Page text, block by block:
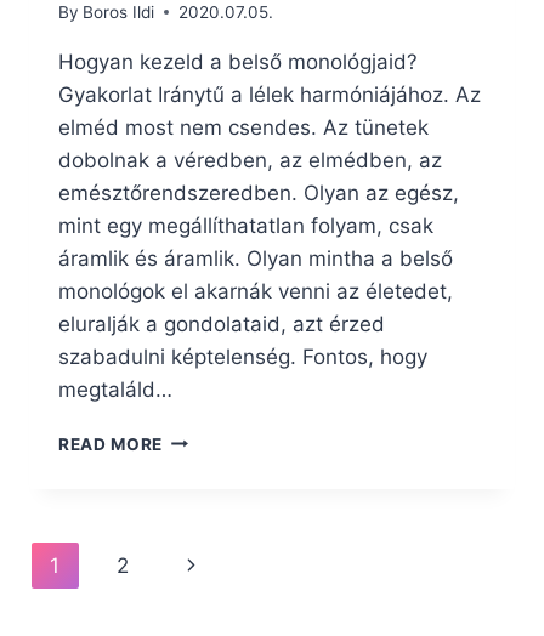
By Boros Ildi 2020.07.05.
Hogyan kezeld a belső monológjaid?
Gyakorlat Iránytű a lélek harmóniájához. Az
elméd most nem csendes. Az tünetek
dobolnak a véredben, az elmédben, az
emésztőrendszeredben. Olyan az egész,
mint egy megállíthatatlan folyam, csak
áramlik és áramlik. Olyan mintha a belső
monológok el akarnák venni az életedet,
eluralják a gondolataid, azt érzed
szabadulni képtelenség. Fontos, hogy
megtaláld…
READ MORE HOGYAN
Page
1 2
Next